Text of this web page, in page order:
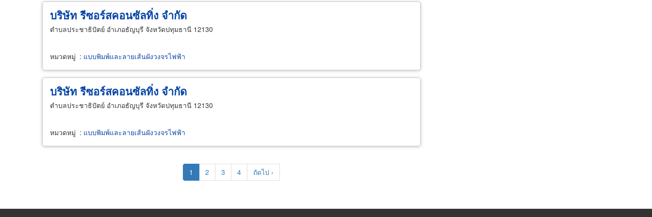
บริษัท รีซอร์สคอนซัลทิ่ง จำกัด
ตำบลประชาธิปัตย์ อำเภอธัญบุรี จังหวัดปทุมธานี 12130
หมวดหมู่ : แบบพิมพ์และลายเส้นผังวงจรไฟฟ้า
บริษัท รีซอร์สคอนซัลทิ่ง จำกัด
ตำบลประชาธิปัตย์ อำเภอธัญบุรี จังหวัดปทุมธานี 12130
หมวดหมู่ : แบบพิมพ์และลายเส้นผังวงจรไฟฟ้า
Current
page
1 Page
2 Page
3 Page
4
Next
page
ถัดไป ›